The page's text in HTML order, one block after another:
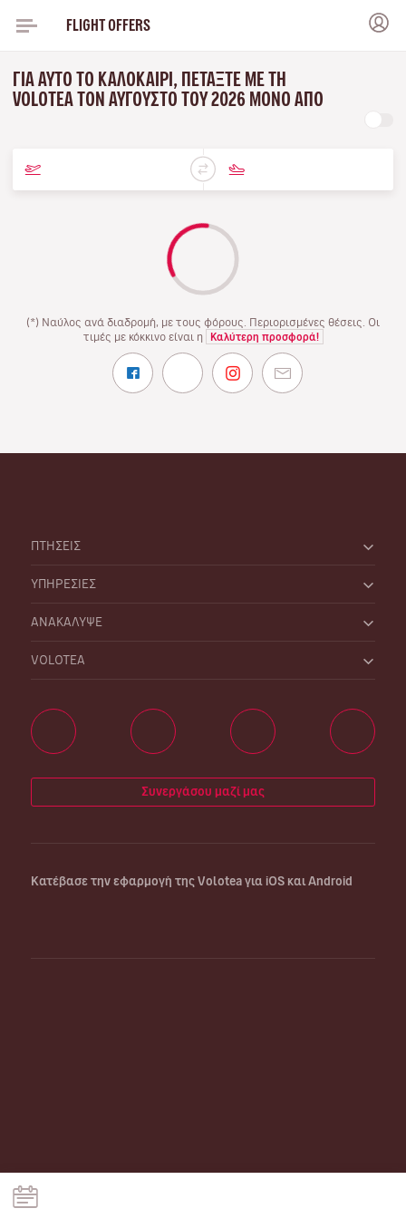
FLIGHT OFFERS
ΓΙΑ ΑΥΤΌ ΤΟ ΚΑΛΟΚΑΊΡΙ, ΠΕΤΆΞΤΕ ΜΕ ΤΗ
VOLOTEA ΤΟΝ ΑΎΓΟΥΣΤΟ ΤΟΥ 2026 ΜΌΝΟ ΑΠΌ
(*) Ναύλος ανά διαδρομή, με τους φόρους. Περιορισμένες θέσεις. Οι
τιμές με κόκκινο είναι η
Καλύτερη προσφορά!
ΠΤΗΣΕΙΣ
ΥΠΗΡΕΣΙΕΣ
ΑΝΑΚΑΛΥΨΕ
VOLOTEA
Συνεργάσου μαζί μας
Κατέβασε την εφαρμογή της Volotea για iOS και Android